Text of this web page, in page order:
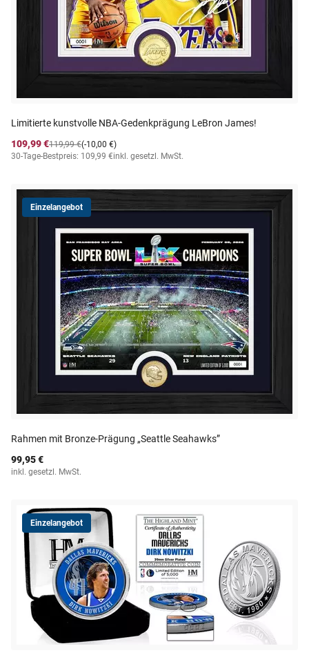
Limitierte kunstvolle NBA-Gedenkprägung LeBron James!
109,99 €
(-10,00 €)
119,99 €
30-Tage-Bestpreis: 109,99 €inkl. gesetzl. MwSt.
Einzelangebot
Rahmen mit Bronze-Prägung „Seattle Seahawks”
99,95 €
inkl. gesetzl. MwSt.
Einzelangebot